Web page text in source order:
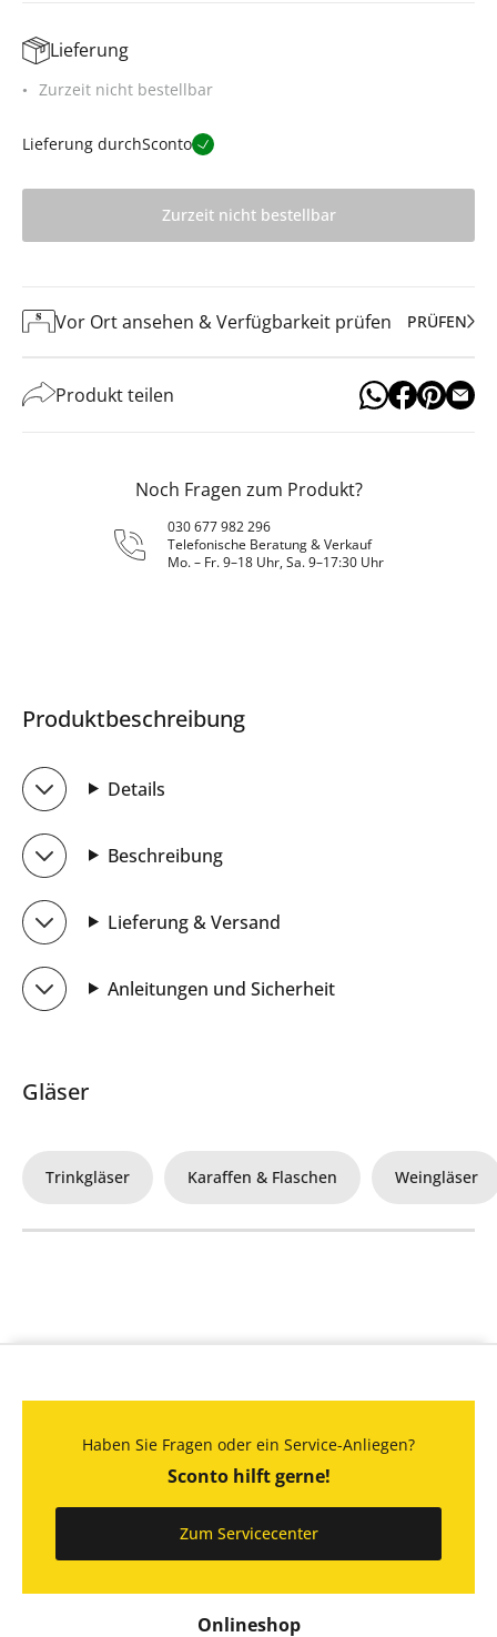
Lieferung
Zurzeit nicht bestellbar
Lieferung durchSconto
Zurzeit nicht bestellbar
Vor Ort ansehen & Verfügbarkeit prüfen PRÜFEN
Produkt teilen
Noch Fragen zum Produkt?
030 677 982 296
Telefonische Beratung & Verkauf
Mo. – Fr. 9–18 Uhr, Sa. 9–17:30 Uhr
Produktbeschreibung
Details
Beschreibung
Lieferung & Versand
Anleitungen und Sicherheit
Gläser
Trinkgläser Karaffen & Flaschen Weingläser
Onlineshop
Haben Sie Fragen oder ein Service-Anliegen?
Sconto hilft gerne!
Zum Servicecenter